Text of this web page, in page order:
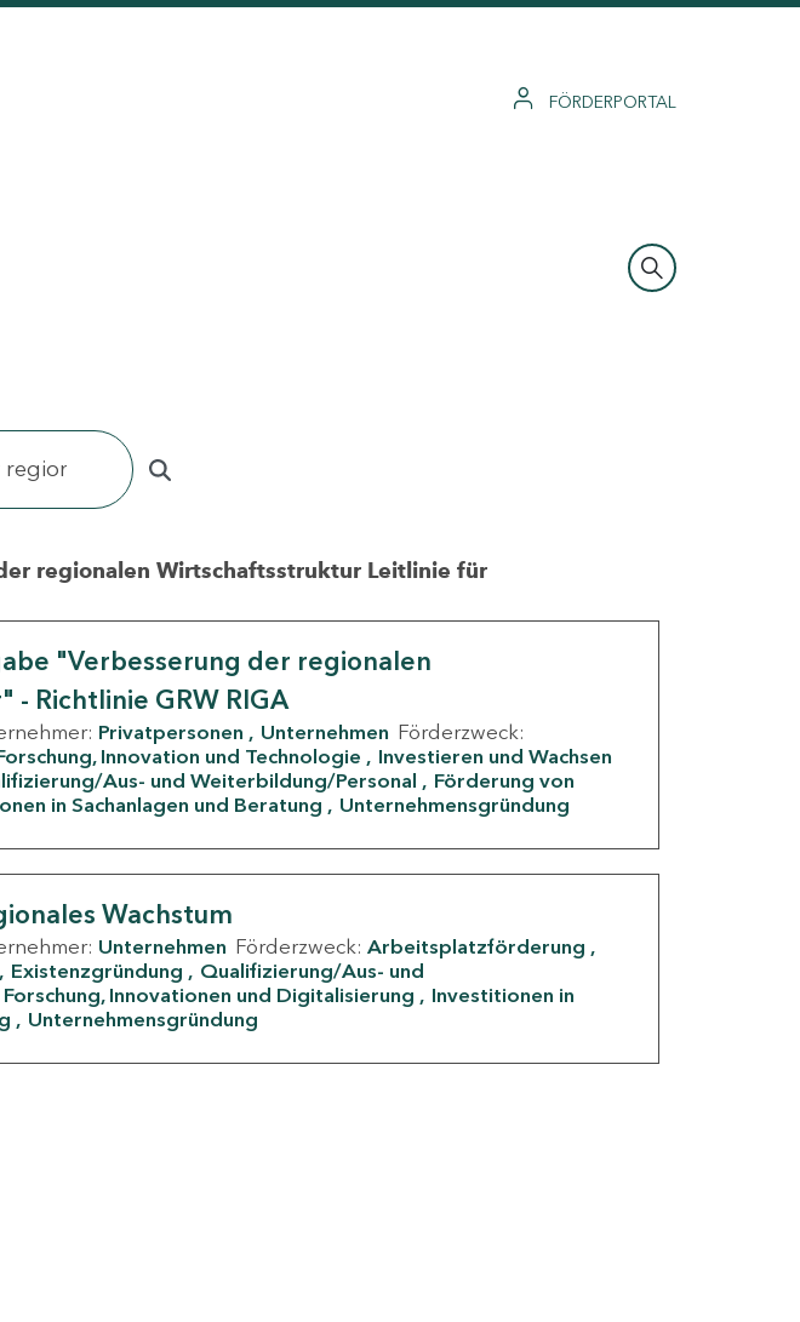
FÖRDERPORTAL
regionalen Wirtschaftsstruktur Leitlinie für
"Verbesserung der regionalen
Richtlinie GRW RIGA
Privatpersonen Unternehmen Förderzweck:
Innovation und Technologie
Investieren und Wachsen
Aus- und Weiterbildung/Personal
Förderung von
in Sachanlagen und Beratung Unternehmensgründung
Wachstum
Unternehmen Förderzweck: Arbeitsplatzförderung
Existenzgründung
Qualifizierung/Aus- und
Forschung, Innovationen und Digitalisierung
Investitionen in
Unternehmensgründung